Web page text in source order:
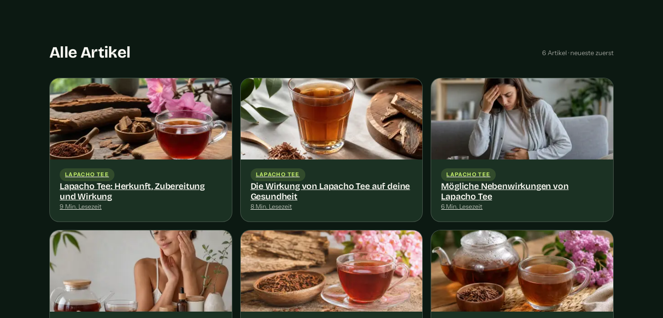
Alle Artikel 6 Artikel · neueste zuerst
LAPACHO TEE
Lapacho Tee: Herkunft, Zubereitung
und Wirkung
9 Min. Lesezeit
LAPACHO TEE
Die Wirkung von Lapacho Tee auf deine
Gesundheit
8 Min. Lesezeit
LAPACHO TEE
Mögliche Nebenwirkungen von
Lapacho Tee
6 Min. Lesezeit